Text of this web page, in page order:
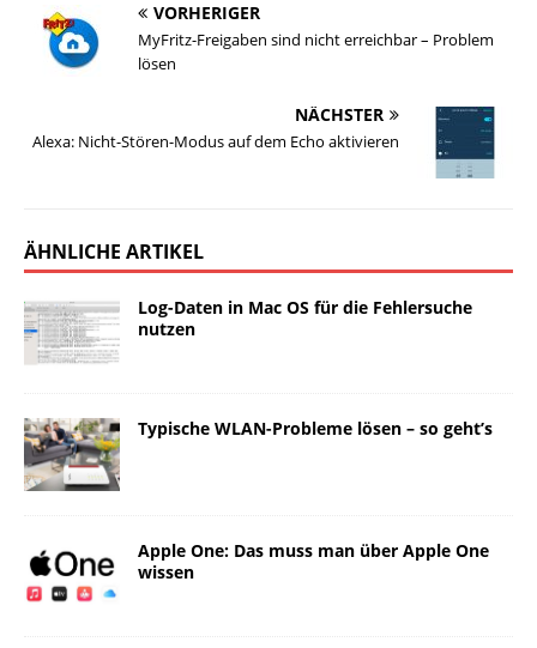
VORHERIGER
MyFritz-Freigaben sind nicht erreichbar – Problem
lösen
NÄCHSTER
Alexa: Nicht-Stören-Modus auf dem Echo aktivieren
ÄHNLICHE ARTIKEL
Log-Daten in Mac OS für die Fehlersuche
nutzen
Typische WLAN-Probleme lösen – so geht’s
Apple One: Das muss man über Apple One
wissen